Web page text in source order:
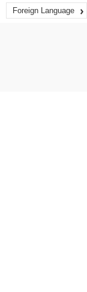
Foreign Language